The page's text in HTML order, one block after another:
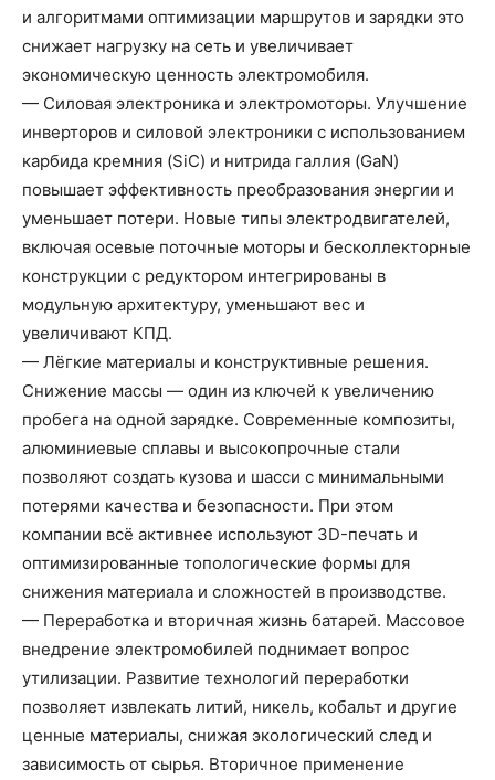
и алгоритмами оптимизации маршрутов и зарядки это
снижает нагрузку на сеть и увеличивает
экономическую ценность электромобиля.
— Силовая электроника и электромоторы. Улучшение
инверторов и силовой электроники с использованием
карбида кремния (SiC) и нитрида галлия (GaN)
повышает эффективность преобразования энергии и
уменьшает потери. Новые типы электродвигателей,
включая осевые поточные моторы и бесколлекторные
конструкции с редуктором интегрированы в
модульную архитектуру, уменьшают вес и
увеличивают КПД.
— Лёгкие материалы и конструктивные решения.
Снижение массы — один из ключей к увеличению
пробега на одной зарядке. Современные композиты,
алюминиевые сплавы и высокопрочные стали
позволяют создать кузова и шасси с минимальными
потерями качества и безопасности. При этом
компании всё активнее используют 3D-печать и
оптимизированные топологические формы для
снижения материала и сложностей в производстве.
— Переработка и вторичная жизнь батарей. Массовое
внедрение электромобилей поднимает вопрос
утилизации. Развитие технологий переработки
позволяет извлекать литий, никель, кобальт и другие
ценные материалы, снижая экологический след и
зависимость от сырья. Вторичное применение